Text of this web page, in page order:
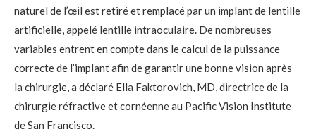
naturel de l’œil est retiré et remplacé par un implant de lentille
artificielle, appelé lentille intraoculaire. De nombreuses
variables entrent en compte dans le calcul de la puissance
correcte de l’implant afin de garantir une bonne vision après
la chirurgie, a déclaré Ella Faktorovich, MD, directrice de la
chirurgie réfractive et cornéenne au Pacific Vision Institute
de San Francisco.